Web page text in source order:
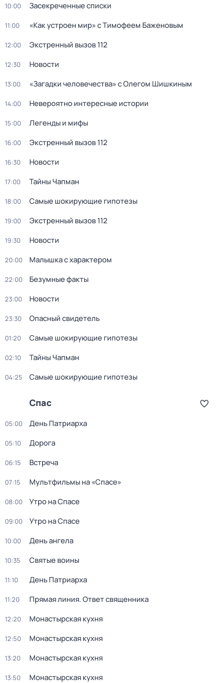
10:00 Засекреченные списки
11:00 «Как устроен мир» с Тимофеем Баженовым
12:00 Экстренный вызов 112
12:30 Новости
13:00 «Загадки человечества» с Олегом Шишкиным
14:00 Невероятно интересные истории
15:00 Легенды и мифы
16:00 Экстренный вызов 112
16:30 Новости
17:00 Тайны Чапман
18:00 Самые шокирующие гипотезы
19:00 Экстренный вызов 112
19:30 Новости
20:00 Малышка с характером
22:00 Безумные факты
23:00 Новости
23:30 Опасный свидетель
01:20 Самые шокирующие гипотезы
02:10 Тайны Чапман
04:25 Самые шокирующие гипотезы
Спас
05:00 День Патриарха
05:10 Дорога
06:15 Встреча
07:15 Мультфильмы на «Спасе»
08:00 Утро на Спасе
09:00 Утро на Спасе
10:00 День ангела
10:35 Святые воины
11:10 День Патриарха
11:20 Прямая линия. Ответ священника
12:20 Монастырская кухня
12:50 Монастырская кухня
13:20 Монастырская кухня
13:50 Монастырская кухня